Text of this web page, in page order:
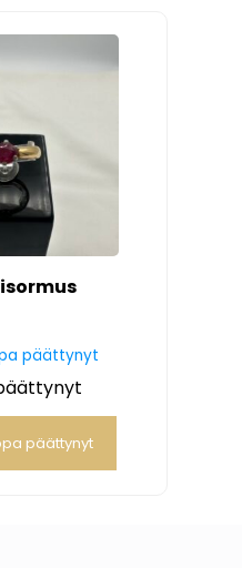
päättynyt
päättynyt